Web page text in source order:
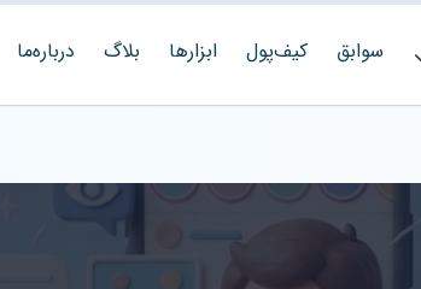
سوابق کیف‌پول ابزارها بلاگ درباره‌ما